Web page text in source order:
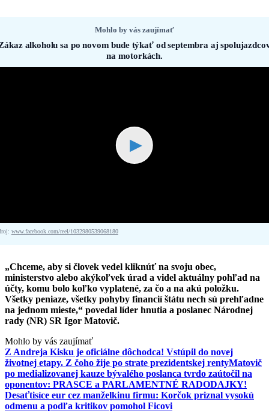
Mohlo by vás zaujímať
alkoholu sa po novom bude týkať od septembra aj
na motorkách.
▶
www.facebook.com/reel/1032980539068180
„Chceme, aby si človek vedel kliknúť na svoju obec,
ministerstvo alebo akýkoľvek úrad a videl aktuálny pohľad na
účty, komu bolo koľko vyplatené, za čo a na akú položku.
Všetky peniaze, všetky pohyby financií štátu nech sú prehľadne
na jednom mieste,“ povedal líder hnutia a poslanec Národnej
rady (NR) SR Igor Matovič.
Mohlo by vás zaujímať
Z Andreja Kisku je oficiálne dôchodca! Vstúpil do novej
životnej etapy. Z čoho žije po strate prezidentskej rentyMatovič
po medializovanej kauze bývalého poslanca tvrdo zaútočil na
oponentov: PRASCE a PARLAMENTNÉ RADODAJKY!
Desaťtisíce eur cez manželkinu firmu: Korčok priznal vysokú
odmenu a podľa kritikov pomohol Ficovi